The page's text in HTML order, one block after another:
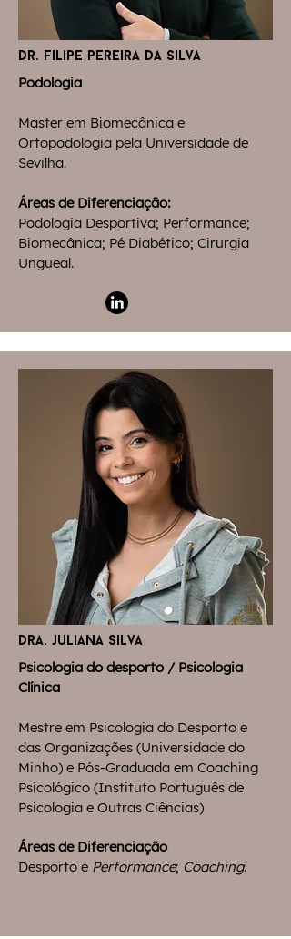
dr. filipe pereira da silva
Podologia
Master em Biomecânica e
Ortopodologia pela Universidade de
Sevilha.
Áreas de Diferenciação:
Podologia Desportiva; Performance;
Biomecânica; Pé Diabético; Cirurgia
Ungueal.
dra. juliana silva
Psicologia do desporto / Psicologia
Clínica​
Mestre em Psicologia do Desporto e
das Organizações (Universidade do
Minho) e Pós-Graduada em Coaching
Psicológico (Instituto Português de
Psicologia e Outras Ciências)
Áreas de Diferenciação
Desporto e Performance; Coaching.